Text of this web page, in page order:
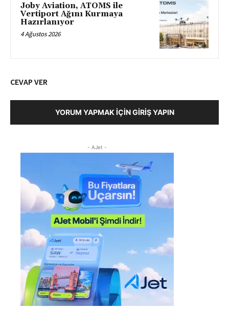
Joby Aviation, ATOMS ile
Vertiport Ağını Kurmaya
Hazırlanıyor
4 Ağustos 2026
CEVAP VER
YORUM YAPMAK İÇIN GIRIŞ YAPIN
- AJet -